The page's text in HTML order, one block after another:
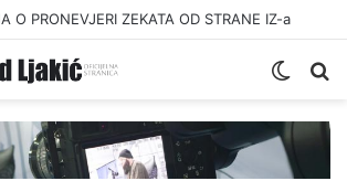
O PRONEVJERI ZEKATA OD STRANE IZ-a
Switch